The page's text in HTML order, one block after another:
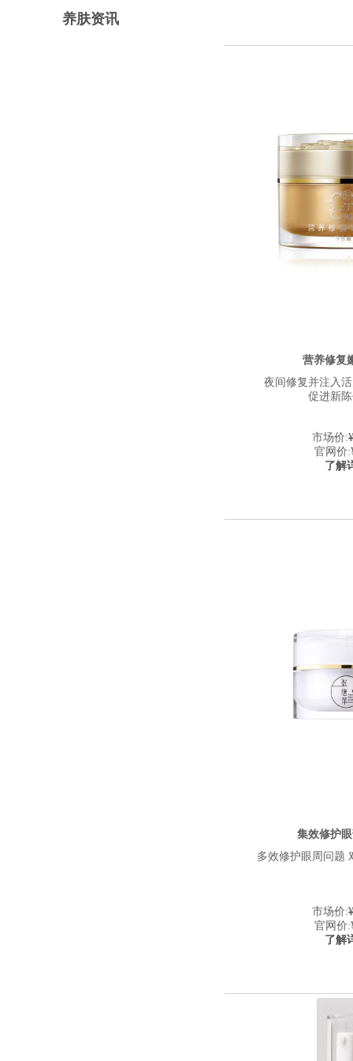
养肤资讯
营养修复
夜间修复并注入
促进新
市场价:
官网价
了解
集效修护
多效修护眼周问题
市场价:
官网价
了解